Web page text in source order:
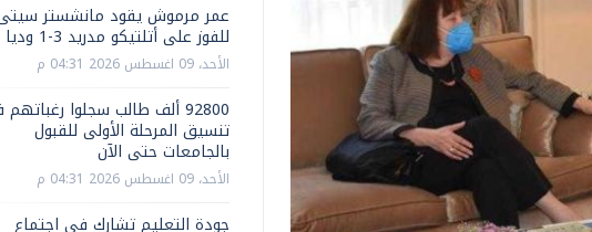
عمر مرموش يقود مانشستر
للفوز على أتلتيكو مدريد 3-1 وديا
الأحد، 09 اغسطس 2026 04:31 م
92800 ألف طالب سجلوا
تنسيق المرحلة الأولى للقبول
بالجامعات حتى الآن
الأحد، 09 اغسطس 2026 04:31 م
جودة التعليم تشارك في اجتماع